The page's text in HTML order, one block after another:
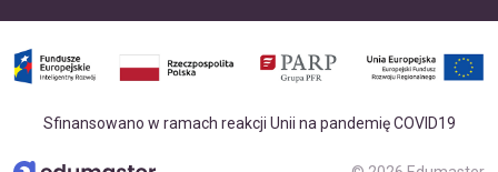
Sfinansowano w ramach reakcji Unii na pandemię COVID19